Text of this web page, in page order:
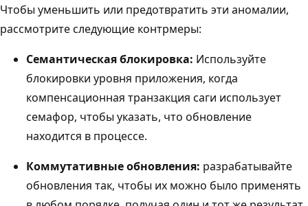
Чтобы уменьшить или предотвратить эти аномалии,
рассмотрите следующие контрмеры:
Семантическая блокировка: Используйте
блокировки уровня приложения, когда
компенсационная транзакция саги использует
семафор, чтобы указать, что обновление
находится в процессе.
Коммутативные обновления: разрабатывайте
обновления так, чтобы их можно было применять